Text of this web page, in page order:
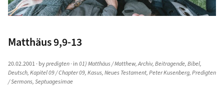
Matthäus 9,9-13
20.02.2001· bypredigten· in01) Matthäus / Matthew,Archiv,Beitragende,Bibel,
Deutsch,Kapitel 09 / Chapter 09,Kasus,Neues Testament,Peter Kusenberg,Predigten
/ Sermons,Septuagesimae